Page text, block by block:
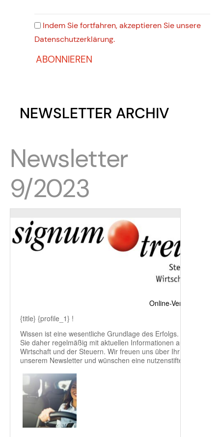
Indem Sie fortfahren, akzeptieren Sie unsere
Datenschutzerklärung.
NEWSLETTER ARCHIV
Newsletter
9/2023